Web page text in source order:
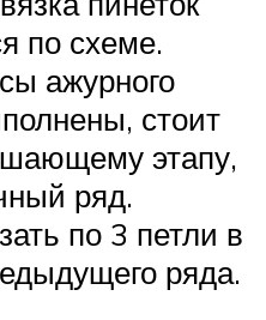
по схеме.
ажурного
стоит
этапу,
ряд.
по 3 петли в
ряда.